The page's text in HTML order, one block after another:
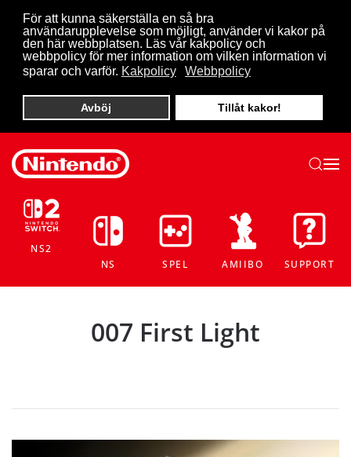
För att kunna säkerställa en så bra
användarupplevelse som möjligt, använder vi kakor på
den här webbplatsen. Läs vår kakpolicy och
webbpolicy för mer information om vilken information vi
sparar och varför. Kakpolicy Webbpolicy
Avböj Tillåt kakor!
Skip to main content
NS2
NS
SPEL AMIIBO SUPPORT
007 First Light